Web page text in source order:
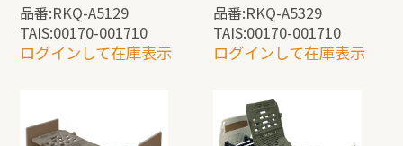
品番:RKQ-A5129
TAIS:00170-001710
ログインして在庫表示
品番:RKQ-A5329
TAIS:00170-001710
ログインして在庫表示